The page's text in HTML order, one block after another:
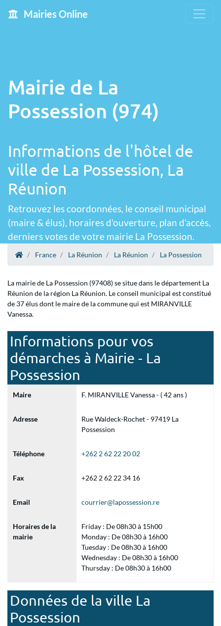
Mairies Online
Mairie de La
Possession (974)
Informations de l'hôtel de
ville de La Possession, La
Réunion
Retrouvez les coordonnées, le conseil municipal
(maire & élus), horaires d'ouverture, plan d'accès,
derniers votes de votre mairie La Possession.
France La Réunion La Réunion La Possession
La mairie de La Possession (97408) se situe dans le département La
Réunion de la région La Réunion. Le conseil municipal est constitué
de 37 élus dont le maire de la commune qui est MIRANVILLE
Vanessa.
Informations pour vos
démarches à Mairie - La
Possession
Maire F. MIRANVILLE Vanessa - ( 42 ans )
Adresse
Rue Waldeck-Rochet - 97419 La
Possession
Téléphone +262 2 62 22 20 02
Fax +262 2 62 22 34 16
Email courrier@lapossession.re
Horaires de la
mairie
Friday : De 08h30 à 15h00
Monday : De 08h30 à 16h00
Tuesday : De 08h30 à 16h00
Wednesday : De 08h30 à 16h00
Thursday : De 08h30 à 16h00
Données de la ville La
Possession